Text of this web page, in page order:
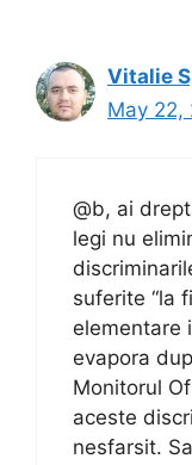
Vitalie
May 22,
@b, ai
legi nu
suferite “la
elementare
evapora
Monitorul
aceste
nesfarsit.